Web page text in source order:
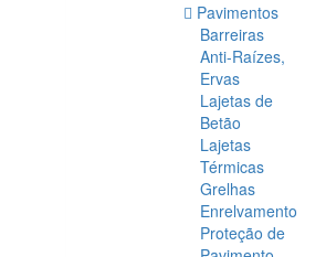
Pavimentos
Barreiras
Anti-Raízes,
Ervas
Lajetas de
Betão
Lajetas
Térmicas
Grelhas
Enrelvamento
Proteção de